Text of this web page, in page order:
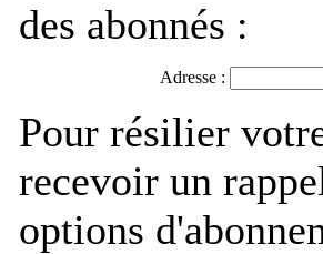
des abonnés :
Adresse :
Pour résilier
recevoir un
options